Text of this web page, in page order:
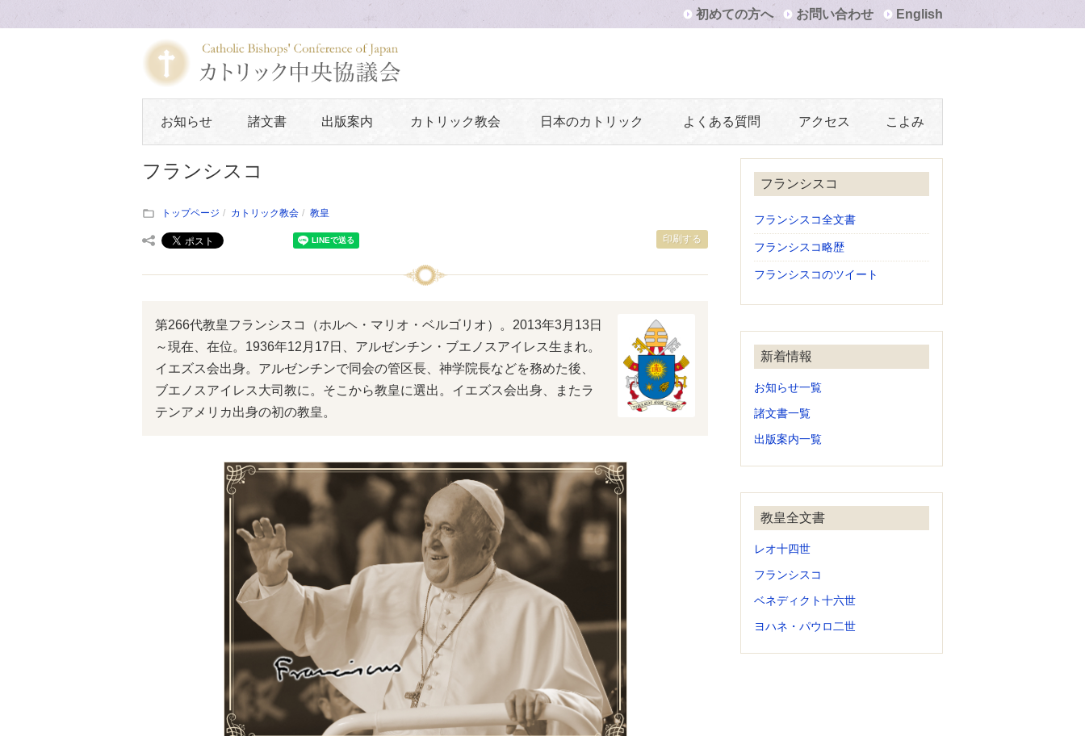
初めての方へ お問い合わせ English
お知らせ 諸文書 出版案内 カトリック教会 日本のカトリック よくある質問 アクセス こよみ
フランシスコ
印刷する
トップページ カトリック教会 教皇
第266代教皇フランシスコ（ホルヘ・マリオ・ベルゴリオ）。2013年3月13日
～現在、在位。1936年12月17日、アルゼンチン・ブエノスアイレス生まれ。
イエズス会出身。アルゼンチンで同会の管区長、神学院長などを務めた後、
ブエノスアイレス大司教に。そこから教皇に選出。イエズス会出身、またラ
テンアメリカ出身の初の教皇。
フランシスコ
フランシスコ全文書
フランシスコ略歴
フランシスコのツイート
新着情報
お知らせ一覧
諸文書一覧
出版案内一覧
教皇全文書
レオ十四世
フランシスコ
ベネディクト十六世
ヨハネ・パウロ二世